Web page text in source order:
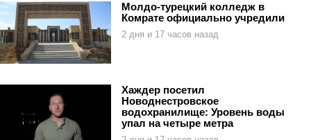
Молдо-турецкий колледж в
Комрате официально учредили
2 дня и 17 часов назад
Хаждер посетил
Новоднестровское
водохранилище: Уровень воды
упал на четыре метра